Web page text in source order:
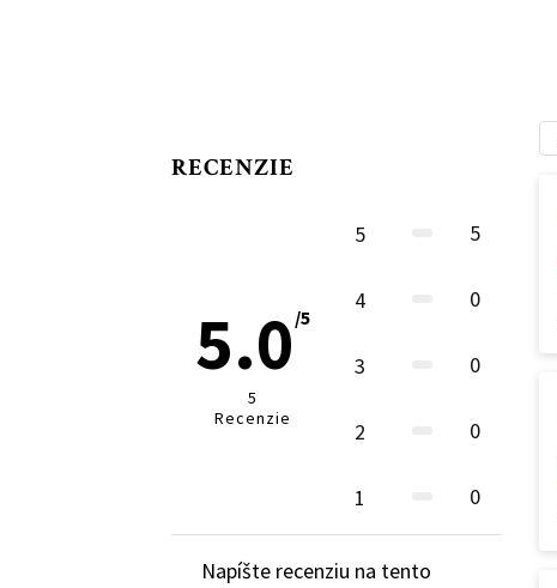
RECENZIE
5.0 /5
5
Recenzie
5 5
4 0
3 0
2 0
1 0
Napíšte recenziu na tento